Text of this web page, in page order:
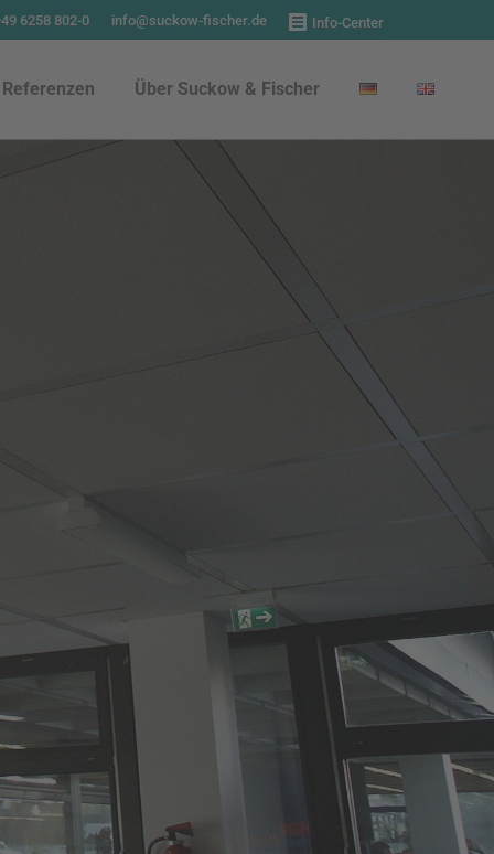
6258 802-0 info@suckow-fischer.de Info-Center
Referenzen Über Suckow & Fischer
Referenzen Über Suckow & Fischer